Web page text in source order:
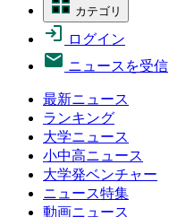
カテゴリ
ログイン
ニュースを受信
最新ニュース
ランキング
大学ニュース
小中高ニュース
大学発ベンチャー
ニュース特集
動画ニュース